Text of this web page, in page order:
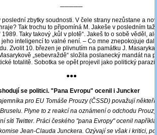
─────
poslední zbytky soudnosti. V čele strany nezůstane a
Tak trochu to připomíná M. Jakeše v posledním
1989. Taky takový „kůl v plotě“. Jakeš to o sobě věděl,
inteligencí to valné není. – Co mne znepokojuje
Zvolit 10. březen je plivnutím na památku J. Masaryka
„sebevraždě“ složila poslanecký mandát na
totalitě. Sobotka se opět projevil jako politický
●●●
se politici. "Pana Evropu" ocenil i Juncker
pro EU Tomáše Prouzy (ČSSD) považují někteří
Plyne to z reakcí na oznámení o odchodu
síti Twitter. Práci českého "pana Evropy" ocenil
Jean-Clauda Junckera. Ozývají se však i kritici,